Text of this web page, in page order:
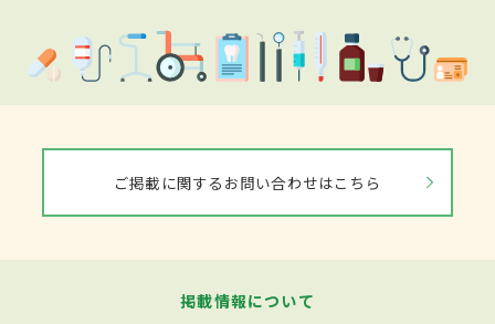
ご掲載に関するお問い合わせはこちら
掲載情報について